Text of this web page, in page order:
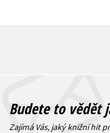
Budete to vědět
Zajímá Vás, jaký knižní hit